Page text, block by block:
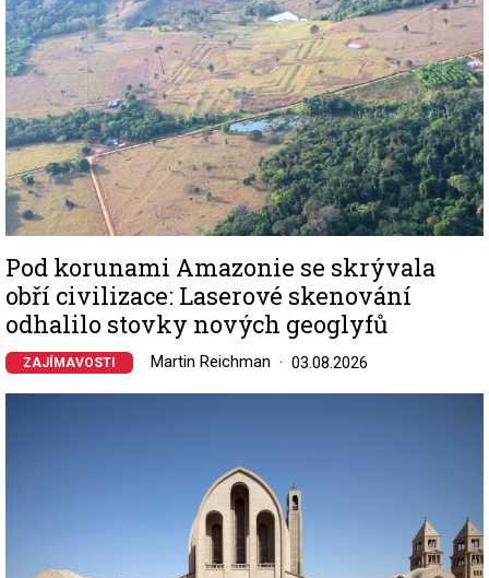
Pod korunami Amazonie se skrývala
obří civilizace: Laserové skenování
odhalilo stovky nových geoglyfů
ZAJÍMAVOSTI Martin Reichman 03.08.2026